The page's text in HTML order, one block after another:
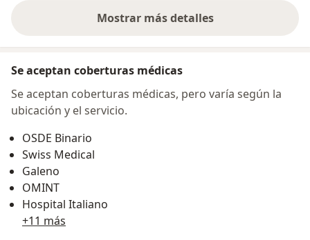
Mostrar más detalles
sobre la dirección
Se aceptan coberturas médicas
Se aceptan coberturas médicas, pero varía según la
ubicación y el servicio.
OSDE Binario
Swiss Medical
Galeno
OMINT
Hospital Italiano
+11 más